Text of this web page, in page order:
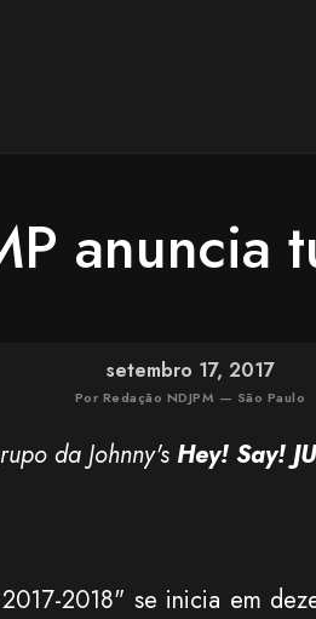
anuncia
setembro 17, 2017
Por Redação NDJPM — São Paulo
da Johnny's Hey! Say!
2018" se inicia em